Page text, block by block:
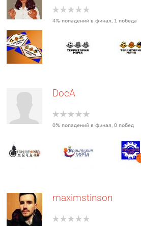
4% попадений в финал, 1 победа
DocA
0% попадений в финал, 0 побед
maximstinson